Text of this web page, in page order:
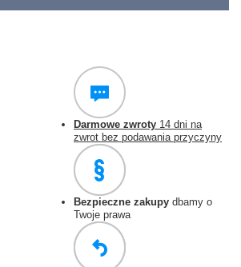
Darmowe zwroty 14 dni na
zwrot bez podawania przyczyny
Bezpieczne zakupy dbamy o
Twoje prawa